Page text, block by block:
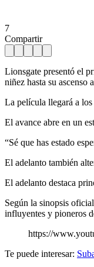
7
Compartir
Lionsgate presentó el
niñez hasta su ascenso
La película llegará a
El avance abre en un
“Sé que has estado
El adelanto también
El adelanto destaca
Según la sinopsis
influyentes y pioneros
https://
Te puede interesar: